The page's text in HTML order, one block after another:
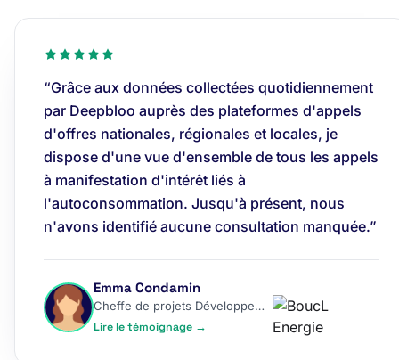
“Grâce aux données collectées quotidiennement
par Deepbloo auprès des plateformes d'appels
d'offres nationales, régionales et locales, je
dispose d'une vue d'ensemble de tous les appels
à manifestation d'intérêt liés à
l'autoconsommation. Jusqu'à présent, nous
n'avons identifié aucune consultation manquée.”
Emma Condamin
Cheffe de projets Développement
Lire le témoignage →